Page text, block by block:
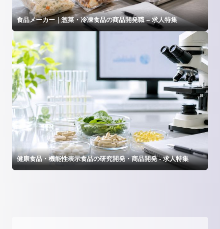
食品メーカー｜惣菜・冷凍食品の商品開発職 – 求人特集
健康食品・機能性表示食品の研究開発・商品開発 - 求人特集